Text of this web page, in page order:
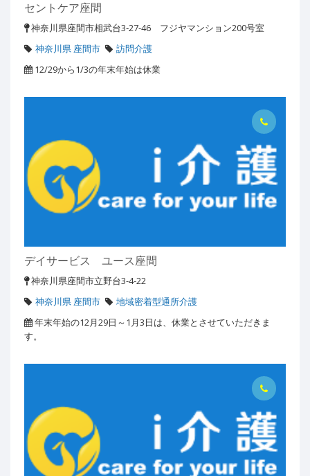
セントケア座間
神奈川県座間市相武台3‐27-46 フジヤマンション200号室
神奈川県 座間市
訪問介護
12/29から1/3の年末年始は休業
デイサービス ユース座間
神奈川県座間市立野台3-4-22
神奈川県 座間市
地域密着型通所介護
年末年始の12月29日～1月3日は、休業とさせていただきま
す。